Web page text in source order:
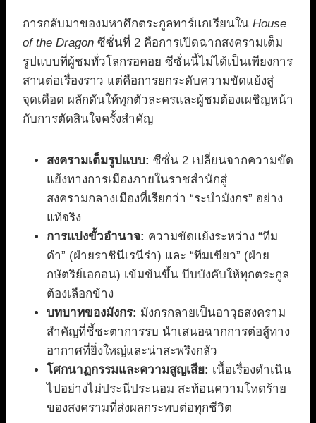
การกลับมาของมหาศึกตระกูลทาร์แกเรียนใน House
of the Dragon ซีซั่นที่ 2 คือการเปิดฉากสงครามเต็ม
รูปแบบที่ผู้ชมทั่วโลกรอคอย ซีซั่นนี้ไม่ได้เป็นเพียงการ
สานต่อเรื่องราว แต่คือการยกระดับความขัดแย้งสู่
จุดเดือด ผลักดันให้ทุกตัวละครและผู้ชมต้องเผชิญหน้า
กับการตัดสินใจครั้งสำคัญ
สงครามเต็มรูปแบบ: ซีซั่น 2 เปลี่ยนจากความขัด
แย้งทางการเมืองภายในราชสำนักสู่
สงครามกลางเมืองที่เรียกว่า “ระบำมังกร” อย่าง
แท้จริง
การแบ่งขั้วอำนาจ: ความขัดแย้งระหว่าง “ทีม
ดำ” (ฝ่ายราชินีเรนีร่า) และ “ทีมเขียว” (ฝ่าย
กษัตริย์เอกอน) เข้มข้นขึ้น บีบบังคับให้ทุกตระกูล
ต้องเลือกข้าง
บทบาทของมังกร: มังกรกลายเป็นอาวุธสงคราม
สำคัญที่ชี้ชะตาการรบ นำเสนอฉากการต่อสู้ทาง
อากาศที่ยิ่งใหญ่และน่าสะพรึงกลัว
โศกนาฏกรรมและความสูญเสีย: เนื้อเรื่องดำเนิน
ไปอย่างไม่ประนีประนอม สะท้อนความโหดร้าย
ของสงครามที่ส่งผลกระทบต่อทุกชีวิต